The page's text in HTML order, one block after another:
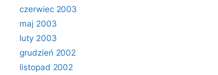
czerwiec 2003
maj 2003
luty 2003
grudzień 2002
listopad 2002